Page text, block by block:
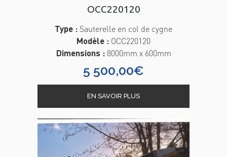
OCC220120
Type : Sauterelle en col de cygne
Modèle : OCC220120
Dimensions :8000mm x 600mm
5 500,00€
EN SAVOIR PLUS